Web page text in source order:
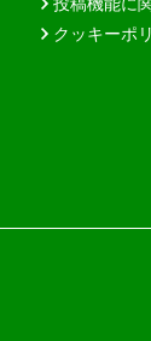
投稿機能に
クッキーポ